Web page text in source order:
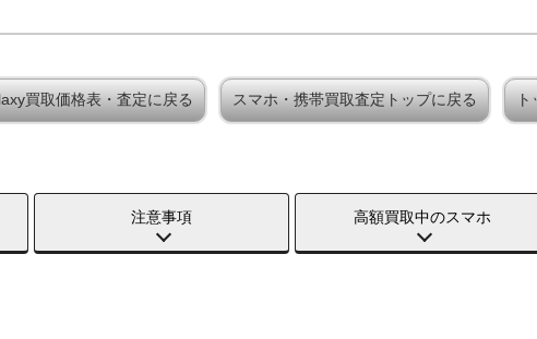
買取価格表・査定に戻る スマホ・携帯買取査定トップに戻る ト
注意事項 高額買取中のスマホ